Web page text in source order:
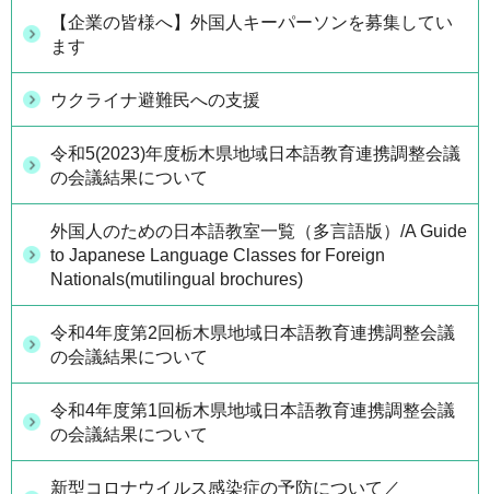
【企業の皆様へ】外国人キーパーソンを募集してい
ます
ウクライナ避難民への支援
令和5(2023)年度栃木県地域日本語教育連携調整会議
の会議結果について
外国人のための日本語教室一覧（多言語版）/A Guide
to Japanese Language Classes for Foreign
Nationals(mutilingual brochures)
令和4年度第2回栃木県地域日本語教育連携調整会議
の会議結果について
令和4年度第1回栃木県地域日本語教育連携調整会議
の会議結果について
新型コロナウイルス感染症の予防について／